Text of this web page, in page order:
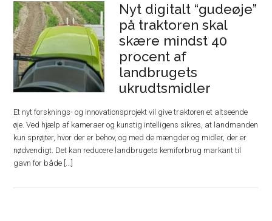
Nyt digitalt “gudeøje”
på traktoren skal
skære mindst 40
procent af
landbrugets
ukrudtsmidler
Et nyt forsknings- og innovationsprojekt vil give traktoren et altseende
øje. Ved hjælp af kameraer og kunstig intelligens sikres, at landmanden
kun sprøjter, hvor der er behov, og med de mængder og midler, der er
nødvendigt. Det kan reducere landbrugets kemiforbrug markant til
gavn for både [...]